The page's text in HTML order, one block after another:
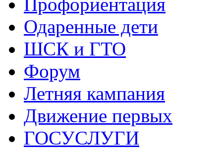
Одаренные дети
ШСК и ГТО
Форум
Летняя кампания
Движение первых
ГОСУСЛУГИ